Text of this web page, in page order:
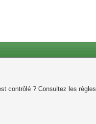
contrôlé ? Consultez les règles